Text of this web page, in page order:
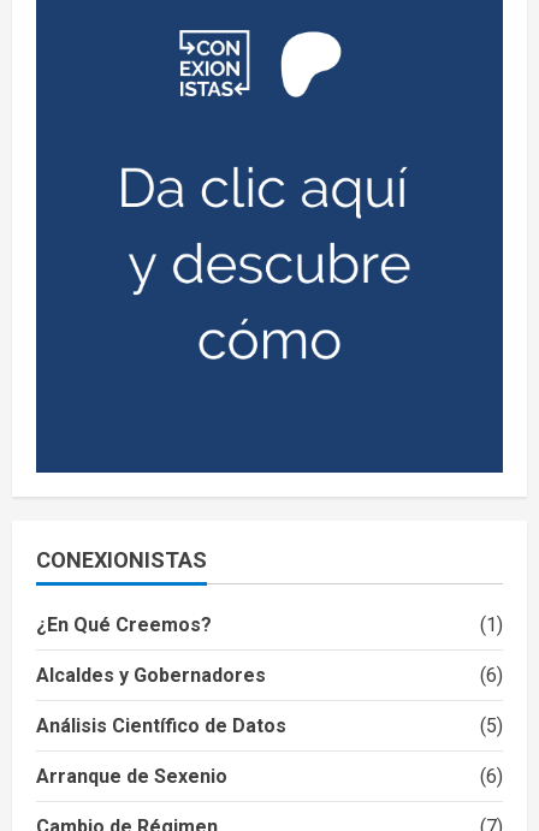
CONEXIONISTAS
¿En Qué Creemos? (1)
Alcaldes y Gobernadores (6)
Análisis Científico de Datos (5)
Arranque de Sexenio (6)